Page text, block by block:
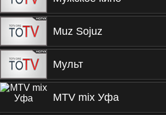
Muz Sojuz
Мульт
MTV mix Уфа